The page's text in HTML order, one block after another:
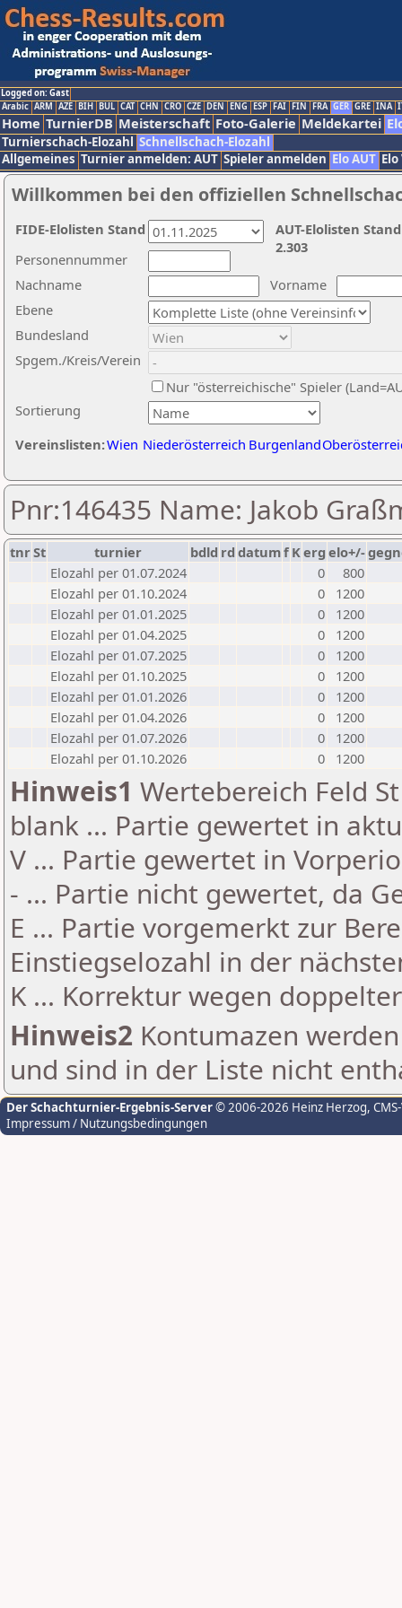
Logged on: Gast
Arabic ARM AZE BIH BUL CAT CHN CRO CZE DEN ENG ESP FAI FIN FRA GER GRE INA
Home TurnierDB Meisterschaft Foto-Galerie Meldekartei
Turnierschach-Elozahl Schnellschach-Elozahl
Allgemeines Turnier anmelden: AUT Spieler anmelden Elo AUT
Willkommen bei den offiziellen
Nachname
Vorname
Ebene
Sortierung
Personennummer
Bundesland
Spgem./Kreis/Verein
Nur "österreichische" Spieler
Vereinslisten:Wien Niederösterreich Burgenland
AUT-Elolisten
2.303
FIDE-Elolisten Stand
Pnr:146435 Name: Jakob
tnrSt turnier bdld rd datumf Kerg elo+/-
Elozahl per 01.07.2024
0
800
Elozahl per 01.10.2024
0
1200
Elozahl per 01.01.2025
0
1200
Elozahl per 01.04.2025
0
1200
Elozahl per 01.07.2025
0
1200
Elozahl per 01.10.2025
0
1200
Elozahl per 01.01.2026
0
1200
Elozahl per 01.04.2026
0
1200
Elozahl per 01.07.2026
0
1200
Elozahl per 01.10.2026
0 1200
Hinweis1 Wertebereich Feld
blank ... Partie gewertet in
V ... Partie gewertet in
- ... Partie nicht gewertet, da
E ... Partie vorgemerkt zur
Einstiegselozahl in der
K ... Korrektur wegen
Hinweis2 Kontumazen
und sind in der Liste nicht
Der Schachturnier-Ergebnis-Server© 2006-2026 Heinz Herzog,
Impressum / Nutzungsbedingungen